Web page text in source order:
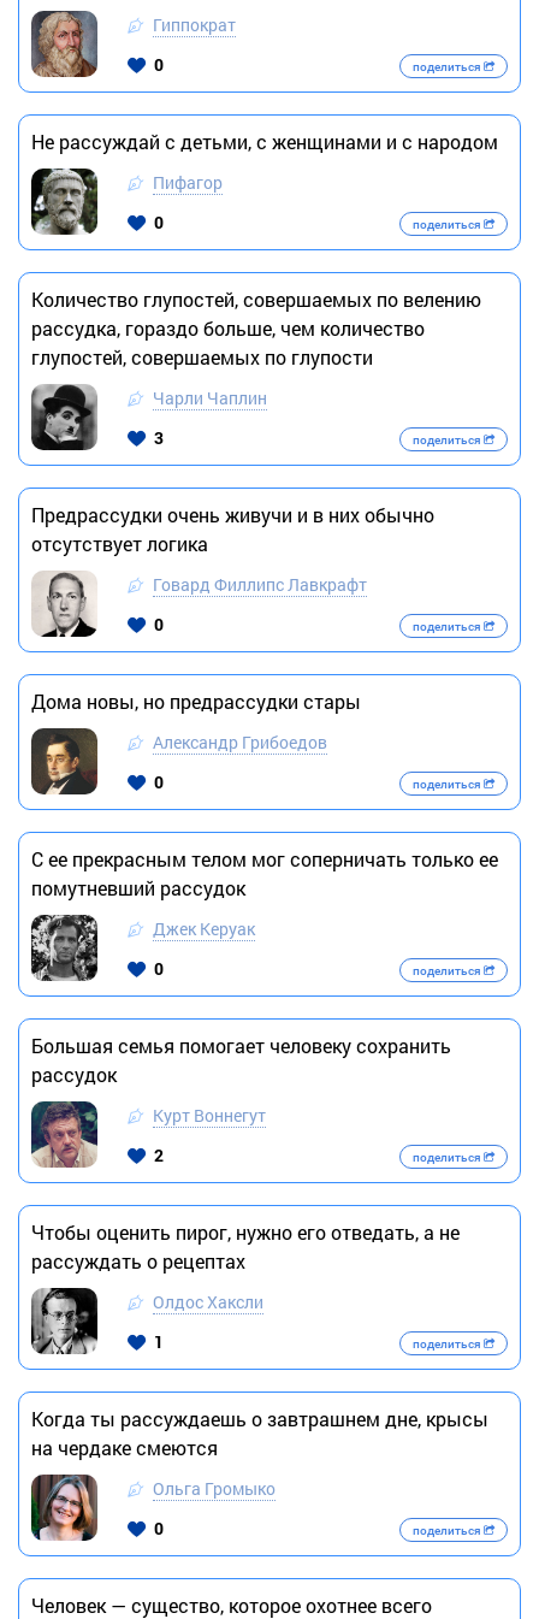
Гиппократ
0
поделиться
Не рассуждай с детьми, с женщинами и с народом
Пифагор
0
поделиться
Количество глупостей, совершаемых по велению
рассудка, гораздо больше, чем количество
глупостей, совершаемых по глупости
Чарли Чаплин
3
поделиться
Предрассудки очень живучи и в них обычно
отсутствует логика
Говард Филлипс Лавкрафт
0
поделиться
Дома новы, но предрассудки стары
Александр Грибоедов
0
поделиться
С ее прекрасным телом мог соперничать только ее
помутневший рассудок
Джек Керуак
0
поделиться
Большая семья помогает человеку сохранить
рассудок
Курт Воннегут
2
поделиться
Чтобы оценить пирог, нужно его отведать, а не
рассуждать о рецептах
Олдос Хаксли
1
поделиться
Когда ты рассуждаешь о завтрашнем дне, крысы
на чердаке смеются
Ольга Громыко
0
поделиться
Человек — существо, которое охотнее всего